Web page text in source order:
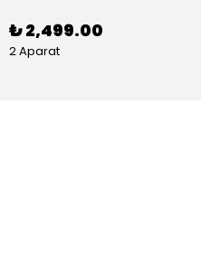
₺ 2,499.00
2 Aparat